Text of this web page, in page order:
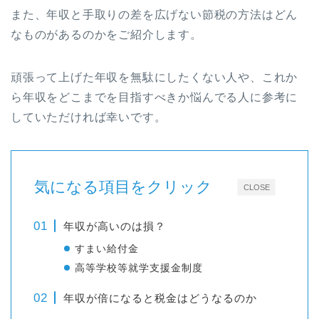
また、年収と手取りの差を広げない節税の方法はどん
なものがあるのかをご紹介します。
頑張って上げた年収を無駄にしたくない人や、これか
ら年収をどこまでを目指すべきか悩んでる人に参考に
していただければ幸いです。
CLOSE
気になる項目をクリック
年収が高いのは損？
すまい給付金
高等学校等就学支援金制度
年収が倍になると税金はどうなるのか